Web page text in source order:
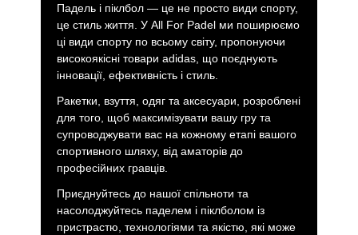
Падель і піклбол — це не просто види спорту,
це стиль життя. У All For Padel ми поширюємо
ці види спорту по всьому світу, пропонуючи
високоякісні товари adidas, що поєднують
інновації, ефективність і стиль.
Ракетки, взуття, одяг та аксесуари, розроблені
для того, щоб максимізувати вашу гру та
супроводжувати вас на кожному етапі вашого
спортивного шляху, від аматорів до
професійних гравців.
Приєднуйтесь до нашої спільноти та
насолоджуйтесь паделем і піклболом із
пристрастю, технологіями та якістю, які може